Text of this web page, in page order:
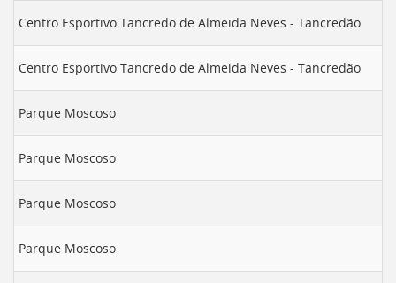
Centro Esportivo Tancredo de Almeida Neves - Tancredão
Centro Esportivo Tancredo de Almeida Neves - Tancredão
Parque Moscoso
Parque Moscoso
Parque Moscoso
Parque Moscoso